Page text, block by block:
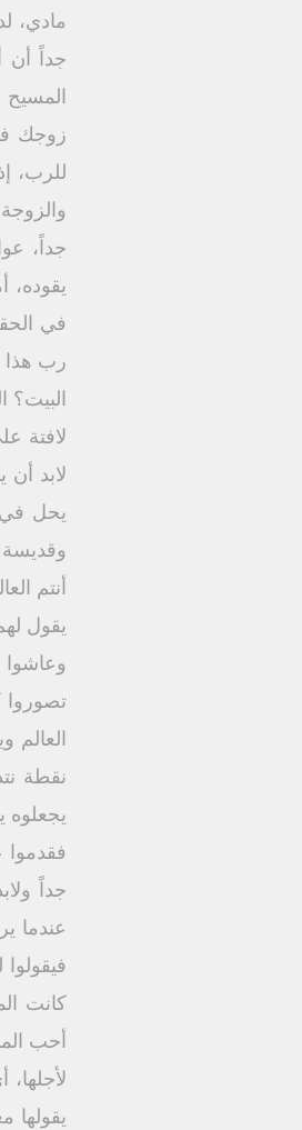
مادي،
جداً أن
زوجك
للرب،
جداً،
يقوده،
في
رب هذا
لافتة
لابد
يحل في
أنتم
يقول
وعاشوا
تصوروا
نقطة
يجعلوه
فقدموا
جداً
عندما
كانت
أحب